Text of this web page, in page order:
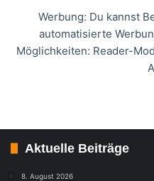
Werbung: Du kannst
automatisierte
Möglichkeiten: Reader-
Aktuelle Beiträge
8. August 2026